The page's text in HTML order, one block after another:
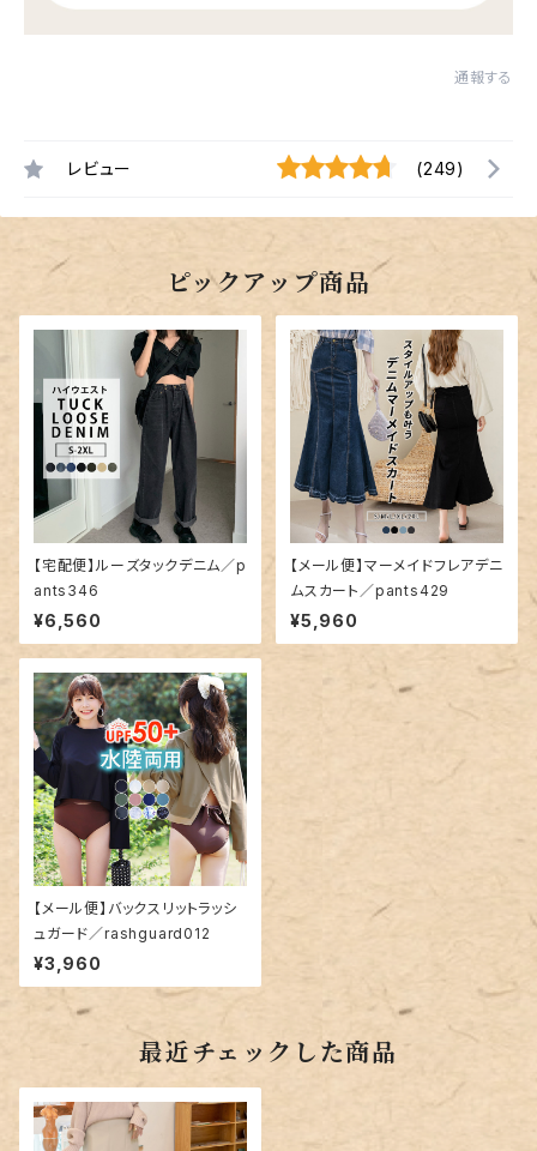
通報する
レビュー (249)
ピックアップ商品
【宅配便】ルーズタックデニム／p
ants346
¥6,560
【メール便】マーメイドフレアデニ
ムスカート／pants429
¥5,960
【メール便】バックスリットラッシ
ュガード／rashguard012
¥3,960
最近チェックした商品